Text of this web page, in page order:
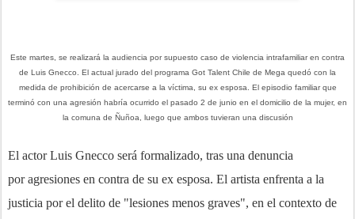
Este martes, se realizará la audiencia por supuesto caso de violencia intrafamiliar en contra
de Luis Gnecco. El actual jurado del programa Got Talent Chile de Mega quedó con la
medida de prohibición de acercarse a la víctima, su ex esposa. El episodio familiar que
terminó con una agresión habría ocurrido el pasado 2 de junio en el domicilio de la mujer, en
la comuna de Ñuñoa, luego que ambos tuvieran una discusión
El actor Luis Gnecco será formalizado, tras una denuncia
por agresiones en contra de su ex esposa. El artista enfrenta a la
justicia por el delito de "lesiones menos graves", en el contexto de